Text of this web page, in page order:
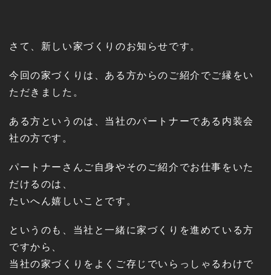
さて、新しい家づくりのお知らせです。
今回の家づくりは、ある方からのご紹介でご縁をい
ただきました。
ある方というのは、当社のパートナーである内装会
社の方です。
パートナーさんご自身やそのご紹介でお仕事をいた
だけるのは、
たいへん嬉しいことです。
というのも、当社と一緒に家づくりを進めている方
ですから、
当社の家づくりをよくご存じでいらっしゃるわけで